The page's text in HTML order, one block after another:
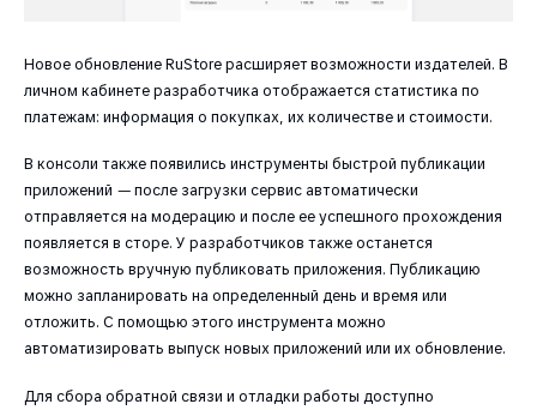
Новое обновление RuStore расширяет возможности издателей. В
личном кабинете разработчика отображается статистика по
платежам: информация о покупках, их количестве и стоимости.
В консоли также появились инструменты быстрой публикации
приложений — после загрузки сервис автоматически
отправляется на модерацию и после ее успешного прохождения
появляется в сторе. У разработчиков также останется
возможность вручную публиковать приложения. Публикацию
можно запланировать на определенный день и время или
отложить. С помощью этого инструмента можно
автоматизировать выпуск новых приложений или их обновление.
Для сбора обратной связи и отладки работы доступно